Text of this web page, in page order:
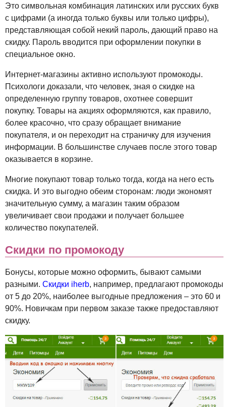
Это символьная комбинация латинских или русских букв
с цифрами (а иногда только буквы или только цифры),
представляющая собой некий пароль, дающий право на
скидку. Пароль вводится при оформлении покупки в
специальное окно.
Интернет-магазины активно используют промокоды.
Психологи доказали, что человек, зная о скидке на
определенную группу товаров, охотнее совершит
покупку. Товары на акциях оформляются, как правило,
более красочно, что сразу обращает внимание
покупателя, и он переходит на страничку для изучения
информации. В большинстве случаев после этого товар
оказывается в корзине.
Многие покупают товар только тогда, когда на него есть
скидка. И это выгодно обеим сторонам: люди экономят
значительную сумму, а магазин таким образом
увеличивает свои продажи и получает большее
количество покупателей.
Скидки по промокоду
Бонусы, которые можно оформить, бывают самыми
разными. Скидки iherb, например, предлагают промокоды
от 5 до 20%, наиболее выгодные предложения – это 60 и
90%. Новичкам при первом заказе также предоставляют
скидку.